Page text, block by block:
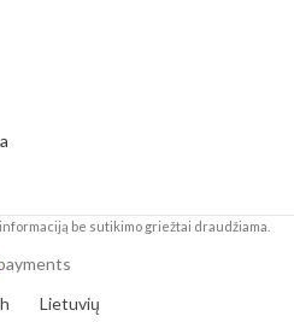
be sutikimo griežtai draudžiama.
Lietuvių